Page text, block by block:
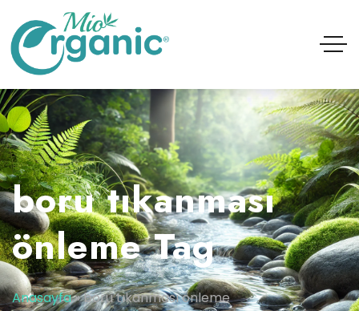
boru tıkanması
önleme Tag
Anasayfa»boru tıkanması önleme